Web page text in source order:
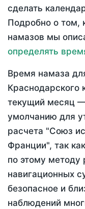
сделать
Подробно о том,
намазов мы
определять
Время намаза
Краснодарского
текущий месяц
умолчанию для
расчета "Союз
Франции", так
по этому методу
навигационных
безопасное и
наблюдений